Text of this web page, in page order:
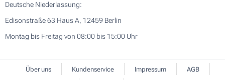
Deutsche Niederlassung:
Edisonstraße 63 Haus A, 12459 Berlin
Montag bis Freitag von 08:00 bis 15:00 Uhr
Über uns Kundenservice Impressum
AGB